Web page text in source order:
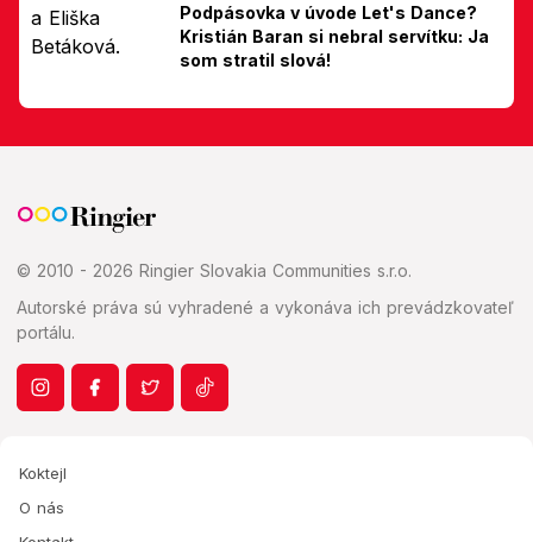
Podpásovka v úvode Let's Dance?
Kristián Baran si nebral servítku: Ja
som stratil slová!
© 2010 - 2026 Ringier Slovakia Communities s.r.o.
Autorské práva sú vyhradené a vykonáva ich prevádzkovateľ
portálu.
Koktejl
O nás